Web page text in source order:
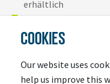
erhältlich
Passform
zertifiziert nach
Komfort- und
COOKIES
Our website uses
help us improve this